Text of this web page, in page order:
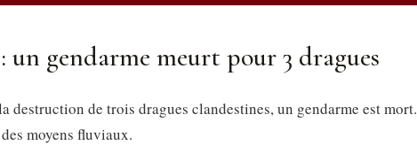
gendarme meurt pour 3 dragues
destruction de trois dragues clandestines, un gendarme est mort.
moyens fluviaux.